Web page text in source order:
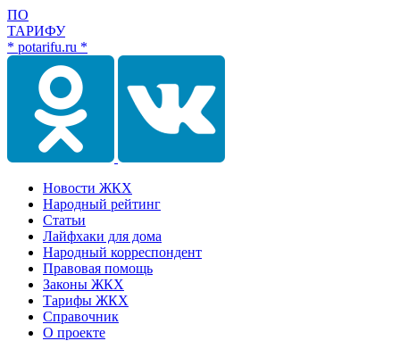
ПО
ТАРИФУ
* potarifu.ru *
Новости ЖКХ
Народный рейтинг
Статьи
Лайфхаки для дома
Народный корреспондент
Правовая помощь
Законы ЖКХ
Тарифы ЖКХ
Справочник
О проекте